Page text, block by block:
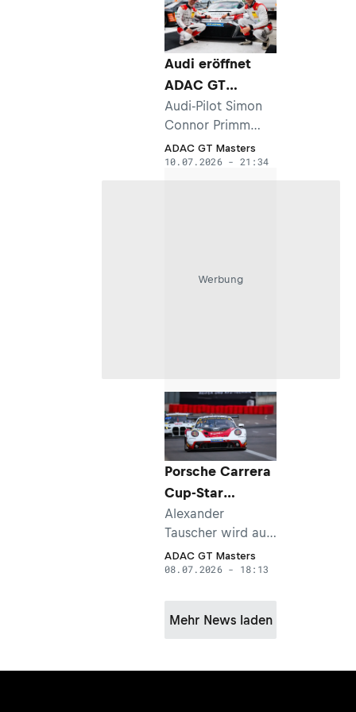
Engstler-
Mannschaft
sicherte er sich am
besten Startplatz.
Audi eröffnet
ADAC GT
Masters-
Wochenende am
Nürburgring mit
Bestzeit
Audi-Pilot Simon
Connor Primm
fuhr die Bestzeit
am ersten
einstündige
ADAC GT Masters
10.07.2026 - 21:34
Werbung
Porsche Carrera
Cup-Star
debütiert am
Nürburgring im
ADAC GT
Alexander
Tauscher wird auf
dem Nürburgring
im ADAC GT
23-jährige Porsche
ADAC GT Masters
08.07.2026 - 18:13
Mehr News laden